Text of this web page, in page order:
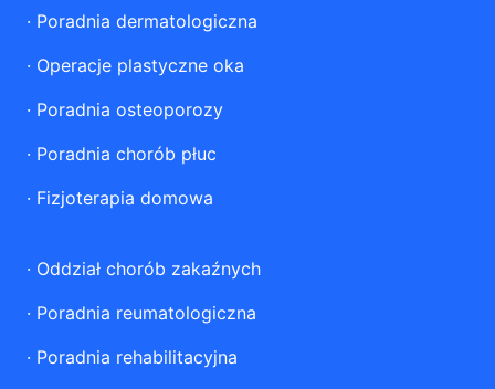
· Poradnia dermatologiczna
· Operacje plastyczne oka
· Poradnia osteoporozy
· Poradnia chorób płuc
· Fizjoterapia domowa
· Oddział chorób zakaźnych
· Poradnia reumatologiczna
· Poradnia rehabilitacyjna